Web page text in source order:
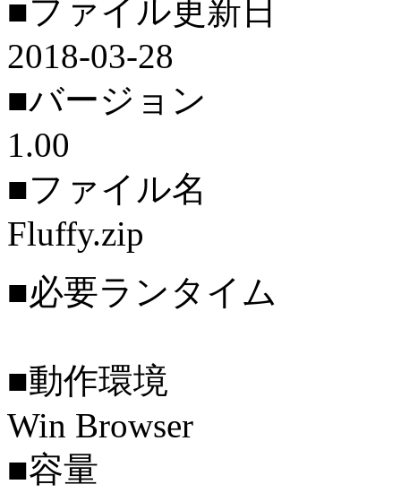
■ファイル更新日
2018-03-28
■バージョン
1.00
■ファイル名
Fluffy.zip
■必要ランタイム
■動作環境
Win Browser
■容量